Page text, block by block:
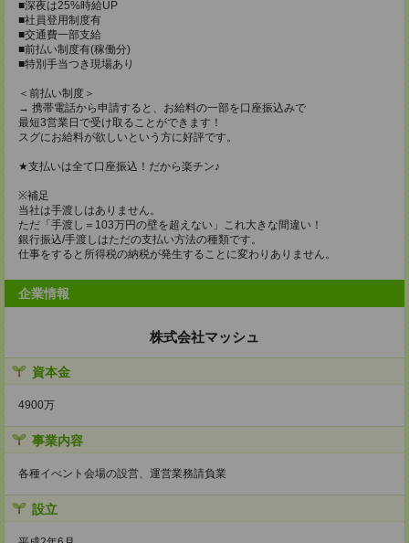
■深夜は25%時給UP
■社員登用制度有
■交通費一部支給
■前払い制度有(稼働分)
■特別手当つき現場あり
＜前払い制度＞
→ 携帯電話から申請すると、お給料の一部を口座振込みで
最短3営業日で受け取ることができます！
スグにお給料が欲しいという方に好評です。
★支払いは全て口座振込！だから楽チン♪
※補足
当社は手渡しはありません。
ただ「手渡し＝103万円の壁を超えない」これ大きな間違い！
銀行振込/手渡しはただの支払い方法の種類です。
仕事をすると所得税の納税が発生することに変わりありません。
企業情報
株式会社マッシュ
資本金
4900万
事業内容
各種イべント会場の設営、運営業務請負業
設立